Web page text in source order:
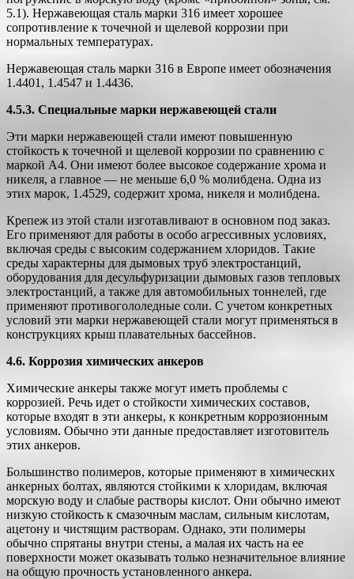
5.1). Нержавеющая сталь марки 316 имеет хорошее
сопротивление к точечной и щелевой коррозии при
нормальных температурах.
Нержавеющая сталь марки 316 в Европе имеет обозначения
1.4401, 1.4547 и 1.4436.
4.5.3. Специальные марки нержавеющей стали
Эти марки нержавеющей стали имеют повышенную
стойкость к точечной и щелевой коррозии по сравнению с
маркой А4. Они имеют более высокое содержание хрома и
никеля, а главное — не меньше 6,0 % молибдена. Одна из
этих марок, 1.4529, содержит хрома, никеля и молибдена.
Крепеж из этой стали изготавливают в основном под заказ.
Его применяют для работы в особо агрессивных условиях,
включая среды с высоким содержанием хлоридов. Такие
среды характерны для дымовых труб электростанций,
оборудования для десульфуризации дымовых газов тепловых
электростанций, а также для автомобильных тоннелей, где
применяют противогололедные соли. С учетом конкретных
условий эти марки нержавеющей стали могут применяться в
конструкциях крыш плавательных бассейнов.
4.6. Коррозия химических анкеров
Химические анкеры также могут иметь проблемы с
коррозией. Речь идет о стойкости химических составов,
которые входят в эти анкеры, к конкретным коррозионным
условиям. Обычно эти данные предоставляет изготовитель
этих анкеров.
Большинство полимеров, которые применяют в химических
анкерных болтах, являются стойкими к хлоридам, включая
морскую воду и слабые растворы кислот. Они обычно имеют
низкую стойкость к смазочным маслам, сильным кислотам,
ацетону и чистящим растворам. Однако, эти полимеры
обычно спрятаны внутри стены, а малая их часть на ее
поверхности может оказывать только незначительное влияние
на общую прочность установленного анкера.